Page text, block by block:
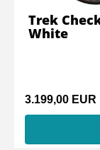
3.199,00 EUR
Trek
White